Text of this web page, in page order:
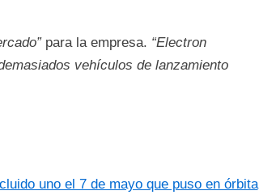
para la empresa. “Electron
vehículos de lanzamiento
uno el 7 de mayo que puso en órbita